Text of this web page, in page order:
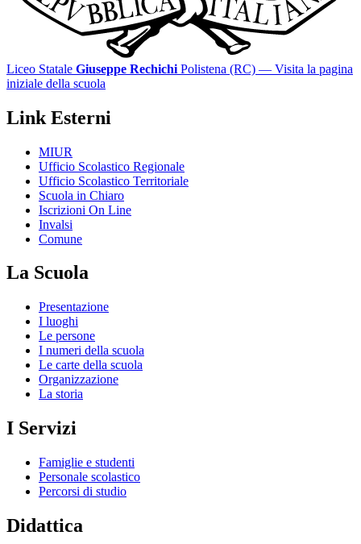
Liceo Statale Giuseppe Rechichi Polistena (RC) — Visita la pagina
iniziale della scuola
Link Esterni
MIUR
Ufficio Scolastico Regionale
Ufficio Scolastico Territoriale
Scuola in Chiaro
Iscrizioni On Line
Invalsi
Comune
La Scuola
Presentazione
I luoghi
Le persone
I numeri della scuola
Le carte della scuola
Organizzazione
La storia
I Servizi
Famiglie e studenti
Personale scolastico
Percorsi di studio
Didattica